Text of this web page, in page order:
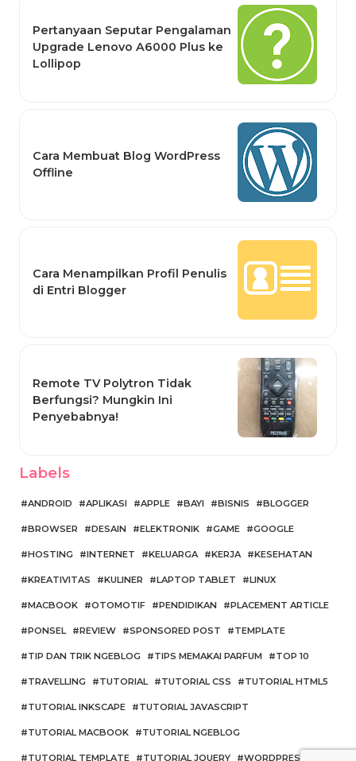
Pertanyaan Seputar Pengalaman
Upgrade Lenovo A6000 Plus ke
Lollipop
Cara Membuat Blog WordPress
Offline
Cara Menampilkan Profil Penulis
di Entri Blogger
Remote TV Polytron Tidak
Berfungsi? Mungkin Ini
Penyebabnya!
Labels
ANDROID APLIKASI APPLE BAYI BISNIS BLOGGER
BROWSER DESAIN ELEKTRONIK GAME GOOGLE
HOSTING INTERNET KELUARGA KERJA KESEHATAN
KREATIVITAS KULINER LAPTOP TABLET LINUX
MACBOOK OTOMOTIF PENDIDIKAN PLACEMENT ARTICLE
PONSEL REVIEW SPONSORED POST TEMPLATE
TIP DAN TRIK NGEBLOG TIPS MEMAKAI PARFUM TOP 10
TRAVELLING TUTORIAL TUTORIAL CSS TUTORIAL HTML5
TUTORIAL INKSCAPE TUTORIAL JAVASCRIPT
TUTORIAL MACBOOK TUTORIAL NGEBLOG
TUTORIAL TEMPLATE TUTORIAL JQUERY WORDPRESS